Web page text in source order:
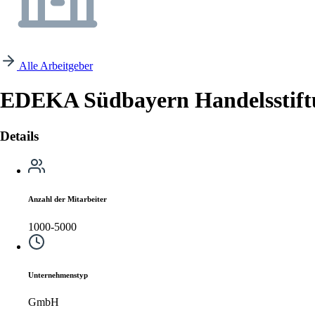
Alle Arbeitgeber
EDEKA Südbayern
Details
Anzahl der Mitarbeiter
1000-5000
Unternehmenstyp
GmbH